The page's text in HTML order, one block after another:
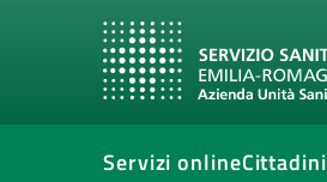
Servizi onlineCittadini